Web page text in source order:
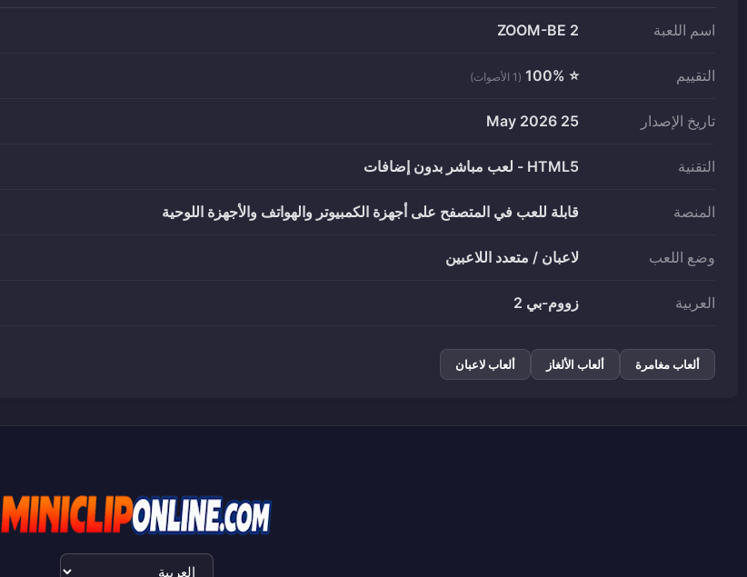
اسم اللعبة ZOOM-BE 2
التقييم ⭐ 100% (1 الأصوات)
تاريخ الإصدار 25 May 2026
التقنية HTML5 - لعب مباشر بدون إضافات
المنصة قابلة للعب في المتصفح على أجهزة الكمبيوتر والهواتف والأجهزة اللوحية
وضع اللعب لاعبان / متعدد اللاعبين
العربية زووم-بي 2
ألعاب مغامرة ألعاب الألغاز ألعاب لاعبان
اختيار